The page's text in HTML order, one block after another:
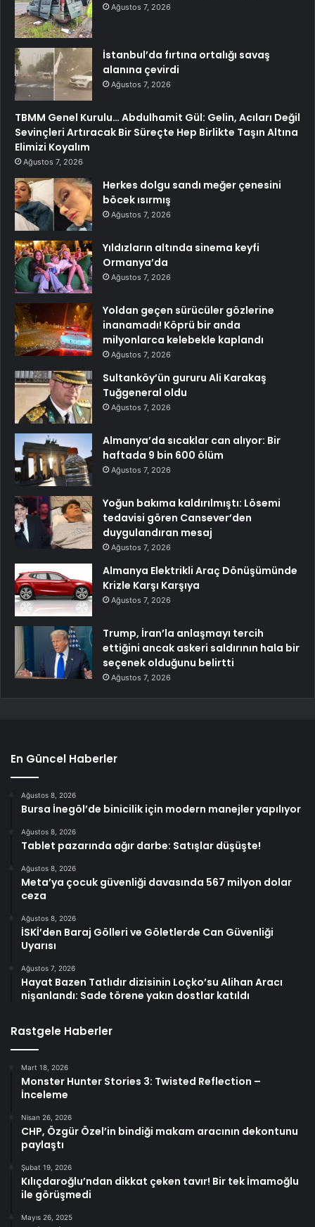
Ağustos 7, 2026
İstanbul’da fırtına ortalığı savaş
alanına çevirdi
Ağustos 7, 2026
TBMM Genel Kurulu… Abdulhamit Gül: Gelin, Acıları Değil
Sevinçleri Artıracak Bir Süreçte Hep Birlikte Taşın Altına
Elimizi Koyalım
Ağustos 7, 2026
Herkes dolgu sandı meğer çenesini
böcek ısırmış
Ağustos 7, 2026
Yıldızların altında sinema keyfi
Ormanya’da
Ağustos 7, 2026
Yoldan geçen sürücüler gözlerine
inanamadı! Köprü bir anda
milyonlarca kelebekle kaplandı
Ağustos 7, 2026
Sultanköy’ün gururu Ali Karakaş
Tuğgeneral oldu
Ağustos 7, 2026
Almanya’da sıcaklar can alıyor: Bir
haftada 9 bin 600 ölüm
Ağustos 7, 2026
Yoğun bakıma kaldırılmıştı: Lösemi
tedavisi gören Cansever’den
duygulandıran mesaj
Ağustos 7, 2026
Almanya Elektrikli Araç Dönüşümünde
Krizle Karşı Karşıya
Ağustos 7, 2026
Trump, İran’la anlaşmayı tercih
ettiğini ancak askeri saldırının hala bir
seçenek olduğunu belirtti
Ağustos 7, 2026
En Güncel Haberler
Ağustos 8, 2026
Bursa İnegöl’de binicilik için modern manejler yapılıyor
Ağustos 8, 2026
Tablet pazarında ağır darbe: Satışlar düşüşte!
Ağustos 8, 2026
Meta’ya çocuk güvenliği davasında 567 milyon dolar
ceza
Ağustos 8, 2026
İSKİ’den Baraj Gölleri ve Göletlerde Can Güvenliği
Uyarısı
Ağustos 7, 2026
Hayat Bazen Tatlıdır dizisinin Loçko’su Alihan Aracı
nişanlandı: Sade törene yakın dostlar katıldı
Rastgele Haberler
Mart 18, 2026
Monster Hunter Stories 3: Twisted Reflection –
İnceleme
Nisan 26, 2026
CHP, Özgür Özel’in bindiği makam aracının dekontunu
paylaştı
Şubat 19, 2026
Kılıçdaroğlu’ndan dikkat çeken tavır! Bir tek İmamoğlu
ile görüşmedi
Mayıs 26, 2025